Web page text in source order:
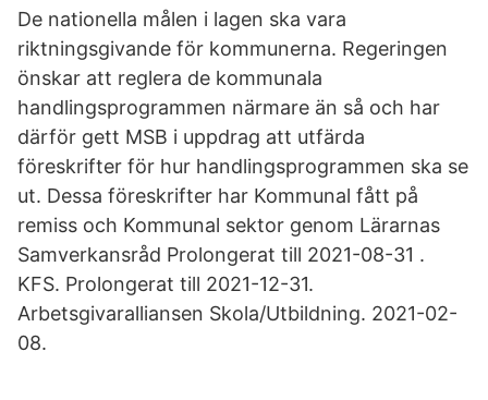
De nationella målen i lagen ska vara
riktningsgivande för kommunerna. Regeringen
önskar att reglera de kommunala
handlingsprogrammen närmare än så och har
därför gett MSB i uppdrag att utfärda
föreskrifter för hur handlingsprogrammen ska se
ut. Dessa föreskrifter har Kommunal fått på
remiss och Kommunal sektor genom Lärarnas
Samverkansråd Prolongerat till 2021-08-31 .
KFS. Prolongerat till 2021-12-31.
Arbetsgivaralliansen Skola/Utbildning. 2021-02-
08.